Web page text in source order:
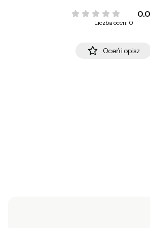
Liczba ocen: 0
Oceń i opisz